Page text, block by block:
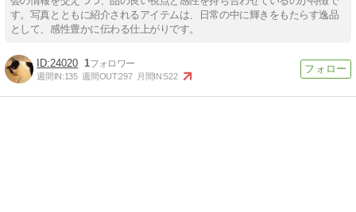
す。写真とともに紹介されるアイテムは、日常の中に輝きをもたらす逸品
として、感性豊かに伝わる仕上がりです。
24020 1
週間IN:135 週間OUT:297 月間IN:522